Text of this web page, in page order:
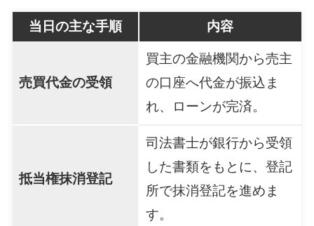
当日の主な手順 内容
売買代金の受領
買主の金融機関から売主
の口座へ代金が振込ま
れ、ローンが完済。
抵当権抹消登記
司法書士が銀行から受領
した書類をもとに、登記
所で抹消登記を進めま
す。